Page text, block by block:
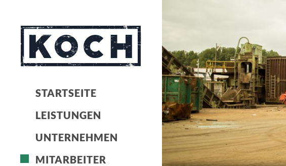
STARTSEITE
LEISTUNGEN
UNTERNEHMEN
MITARBEITER